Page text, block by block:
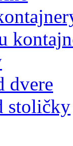
dvere
stoličky